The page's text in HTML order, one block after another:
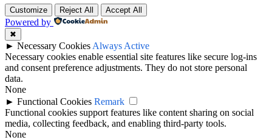
Customize Reject All Accept All
Powered by
✖
► Necessary Cookies Always Active
Necessary cookies enable essential site features like secure log-ins
and consent preference adjustments. They do not store personal
data.
None
► Functional Cookies Remark
Functional cookies support features like content sharing on social
media, collecting feedback, and enabling third-party tools.
None